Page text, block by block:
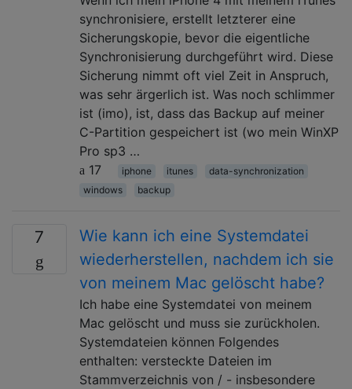
synchronisiere, erstellt letzterer eine
Sicherungskopie, bevor die eigentliche
Synchronisierung durchgeführt wird. Diese
Sicherung nimmt oft viel Zeit in Anspruch,
was sehr ärgerlich ist. Was noch schlimmer
ist (imo), ist, dass das Backup auf meiner
C-Partition gespeichert ist (wo mein WinXP
Pro sp3 …
17
iphone itunes
data-synchronization
windows
backup
7
Wie kann ich eine Systemdatei
wiederherstellen, nachdem ich sie
von meinem Mac gelöscht habe?
Ich habe eine Systemdatei von meinem
Mac gelöscht und muss sie zurückholen.
Systemdateien können Folgendes
enthalten: versteckte Dateien im
Stammverzeichnis von / - insbesondere